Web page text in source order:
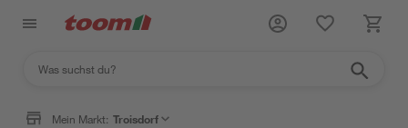
Mein Markt: Troisdorf